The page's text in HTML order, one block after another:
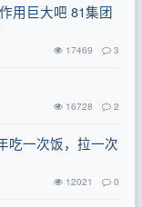
用巨大吧 81集团
17469 3
16728 2
吃一次饭，拉一次
12021 0